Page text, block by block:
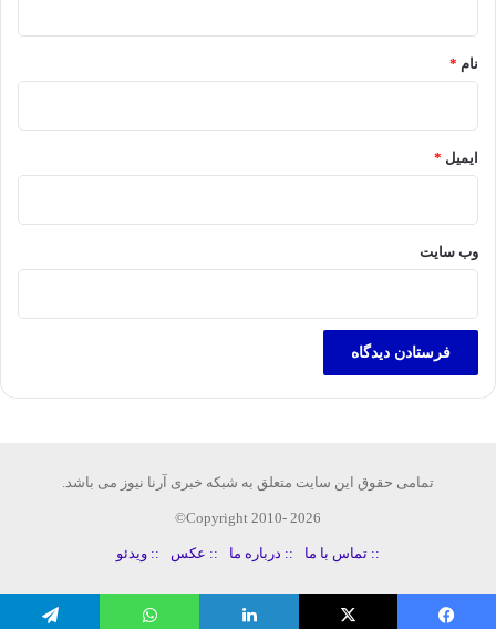
نام *
ایمیل *
وب‌ سایت
تمامی حقوق این سایت متعلق به شبکه خبری آرنا نیوز می باشد.
Copyright 2010- 2026©
:: تماس با ما :: درباره ما :: عکس :: ویدئو